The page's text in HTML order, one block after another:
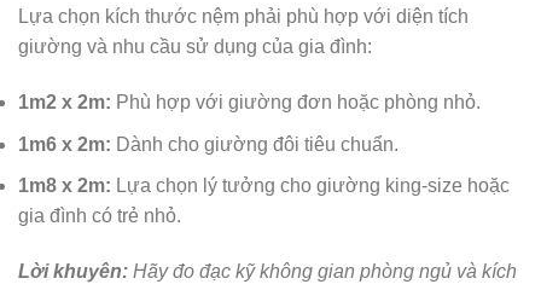
Lựa chọn kích thước nệm phải phù hợp với diện tích
giường và nhu cầu sử dụng của gia đình:
1m2 x 2m: Phù hợp với giường đơn hoặc phòng nhỏ.
1m6 x 2m: Dành cho giường đôi tiêu chuẩn.
1m8 x 2m: Lựa chọn lý tưởng cho giường king-size hoặc
gia đình có trẻ nhỏ.
Lời khuyên: Hãy đo đạc kỹ không gian phòng ngủ và kích